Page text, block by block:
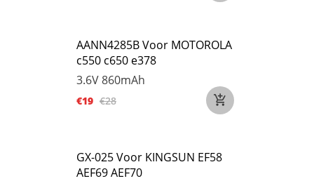
AANN4285B Voor MOTOROLA
c550 c650 e378
3.6V860mAh
€19 €28
GX-025 Voor KINGSUN EF58
AEF69 AEF70